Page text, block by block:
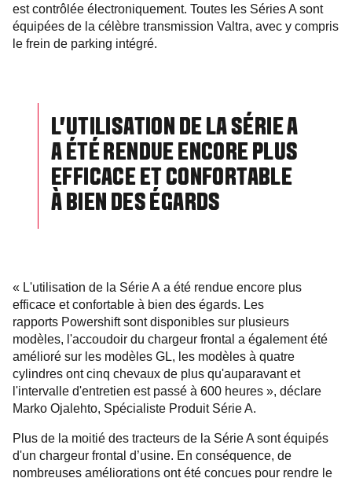
est contrôlée électroniquement. Toutes les Séries A sont
équipées de la célèbre transmission Valtra, avec y compris
le frein de parking intégré.
L'UTILISATION DE LA SÉRIE A
A ÉTÉ RENDUE ENCORE PLUS
EFFICACE ET CONFORTABLE
À BIEN DES ÉGARDS
« L'utilisation de la Série A a été rendue encore plus
efficace et confortable à bien des égards. Les
rapports Powershift sont disponibles sur plusieurs
modèles, l'accoudoir du chargeur frontal a également été
amélioré sur les modèles GL, les modèles à quatre
cylindres ont cinq chevaux de plus qu'auparavant et
l'intervalle d'entretien est passé à 600 heures », déclare
Marko Ojalehto, Spécialiste Produit Série A.
Plus de la moitié des tracteurs de la Série A sont équipés
d'un chargeur frontal d’usine. En conséquence, de
nombreuses améliorations ont été conçues pour rendre le